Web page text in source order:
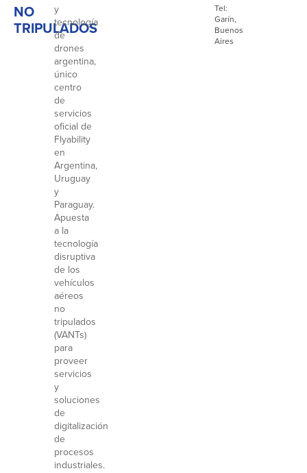
NO
TRIPULADOS
y
tecnología
de
drones
argentina,
único
centro
de
servicios
oficial de
Flyability
en
Argentina,
Uruguay
y
Paraguay.
Apuesta
a la
tecnología
disruptiva
de los
vehículos
aéreos
no
tripulados
(VANTs)
para
proveer
servicios
y
soluciones
de
digitalización
de
procesos
industriales.
Tel:
Garín,
Buenos
Aires